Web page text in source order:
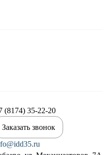
(8174) 35-22-20
Заказать звонок